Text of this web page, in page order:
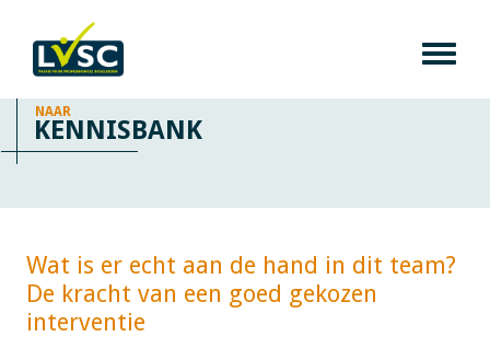
NAAR
KENNISBANK
Wat is er echt aan de hand in dit team?
De kracht van een goed gekozen
interventie​​​​​​